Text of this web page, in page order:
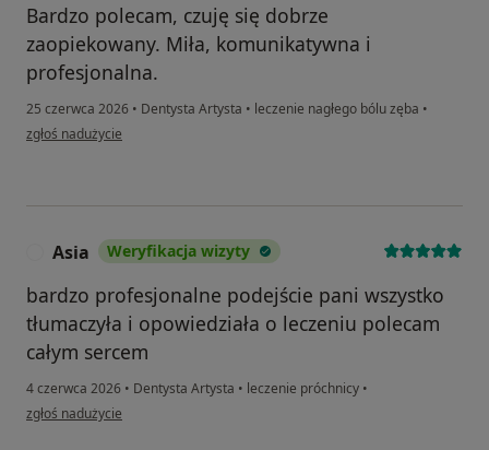
Bardzo polecam, czuję się dobrze
zaopiekowany. Miła, komunikatywna i
profesjonalna.
25 czerwca 2026 • Dentysta Artysta • leczenie nagłego bólu zęba •
w opinii użytkownika Janusz
zgłoś nadużycie
Asia Weryfikacja wizyty
bardzo profesjonalne podejście pani wszystko
tłumaczyła i opowiedziała o leczeniu polecam
całym sercem
4 czerwca 2026 • Dentysta Artysta • leczenie próchnicy •
w opinii użytkownika Asia
zgłoś nadużycie